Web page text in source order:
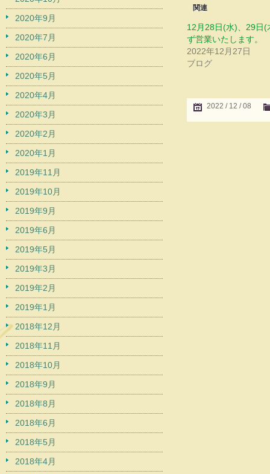
関連
12月28日(水)、29日(
ず営業いたします。
2022年12月27日
ブログ
2022 / 12 / 08
2020年9月
2020年7月
2020年6月
2020年5月
2020年4月
2020年3月
2020年2月
2020年1月
2019年11月
2019年10月
2019年9月
2019年6月
2019年5月
2019年3月
2019年2月
2019年1月
2018年12月
2018年11月
2018年10月
2018年9月
2018年8月
2018年6月
2018年5月
2018年4月